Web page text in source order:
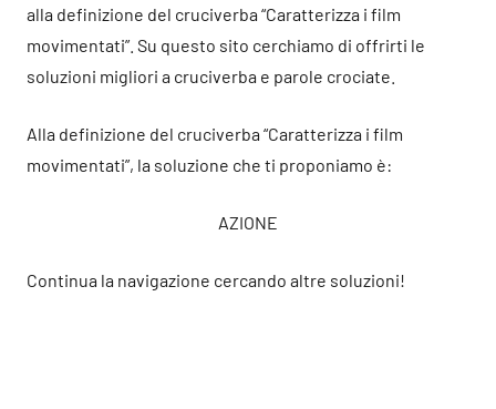
alla definizione del cruciverba “Caratterizza i film
movimentati”. Su questo sito cerchiamo di offrirti le
soluzioni migliori a cruciverba e parole crociate.
Alla definizione del cruciverba “Caratterizza i film
movimentati”, la soluzione che ti proponiamo è:
AZIONE
Continua la navigazione cercando altre soluzioni!